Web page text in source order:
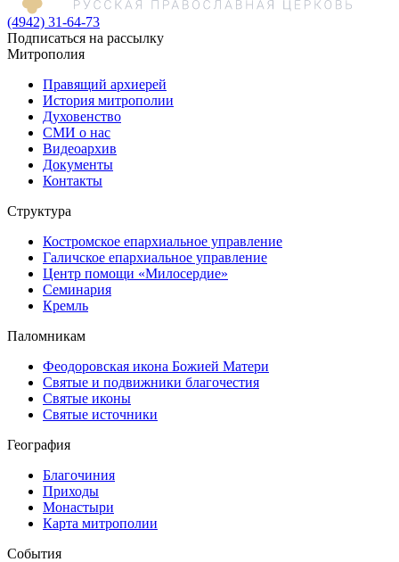
(4942) 31-64-73
Подписаться на рассылку
Митрополия
Правящий архиерей
История митрополии
Духовенство
СМИ о нас
Видеоархив
Документы
Контакты
Структура
Костромское епархиальное управление
Галичское епархиальное управление
Центр помощи «Милосердие»
Семинария
Кремль
Паломникам
Феодоровская икона Божией Матери
Святые и подвижники благочестия
Святые иконы
Святые источники
География
Благочиния
Приходы
Монастыри
Карта митрополии
События